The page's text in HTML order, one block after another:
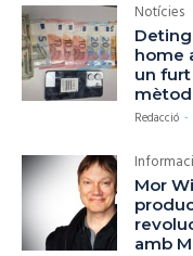
Notícies
home
un
Redacció -
Mor
amb